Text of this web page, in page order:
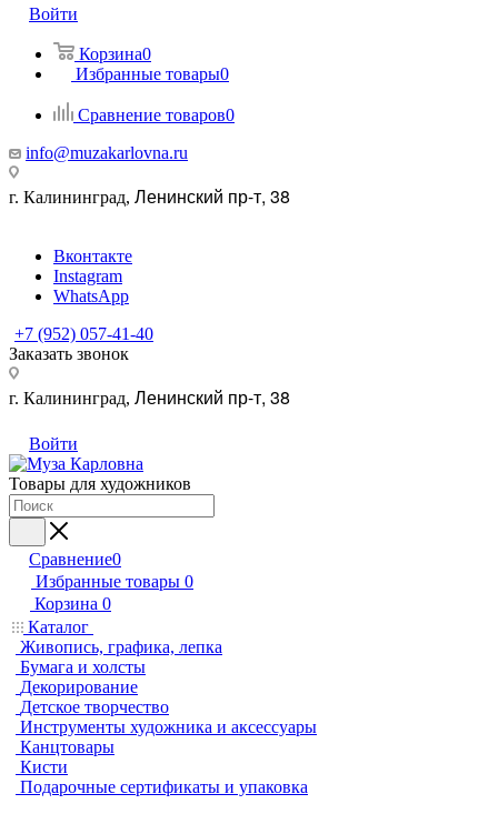
Войти
Корзина0
Избранные товары0
Сравнение товаров0
info@muzakarlovna.ru
г. Калининград, Ленинский пр-т, 38
Вконтакте
Instagram
WhatsApp
+7 (952) 057-41-40
Заказать звонок
г. Калининград, Ленинский пр-т, 38
Войти
Товары для художников
Сравнение0
Избранные товары 0
Корзина 0
Каталог
Живопись, графика, лепка
Бумага и холсты
Декорирование
Детское творчество
Инструменты художника и аксессуары
Канцтовары
Кисти
Подарочные сертификаты и упаковка